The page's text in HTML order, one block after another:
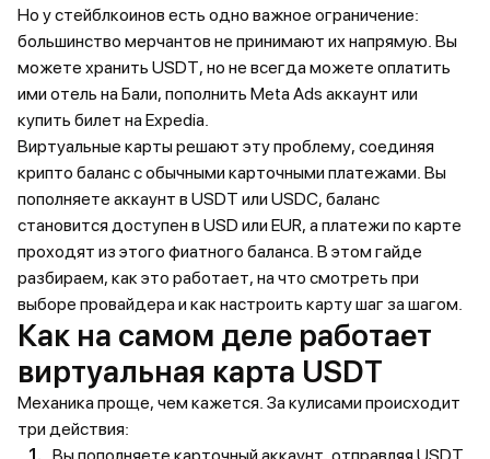
Но у стейблкоинов есть одно важное ограничение:
большинство мерчантов не принимают их напрямую. Вы
можете хранить USDT, но не всегда можете оплатить
ими отель на Бали, пополнить Meta Ads аккаунт или
купить билет на Expedia.
Виртуальные карты решают эту проблему, соединяя
крипто баланс с обычными карточными платежами. Вы
пополняете аккаунт в USDT или USDC, баланс
становится доступен в USD или EUR, а платежи по карте
проходят из этого фиатного баланса. В этом гайде
разбираем, как это работает, на что смотреть при
выборе провайдера и как настроить карту шаг за шагом.
Как на самом деле работает
виртуальная карта USDT
Механика проще, чем кажется. За кулисами происходит
три действия:
Вы пополняете карточный аккаунт, отправляя USDT